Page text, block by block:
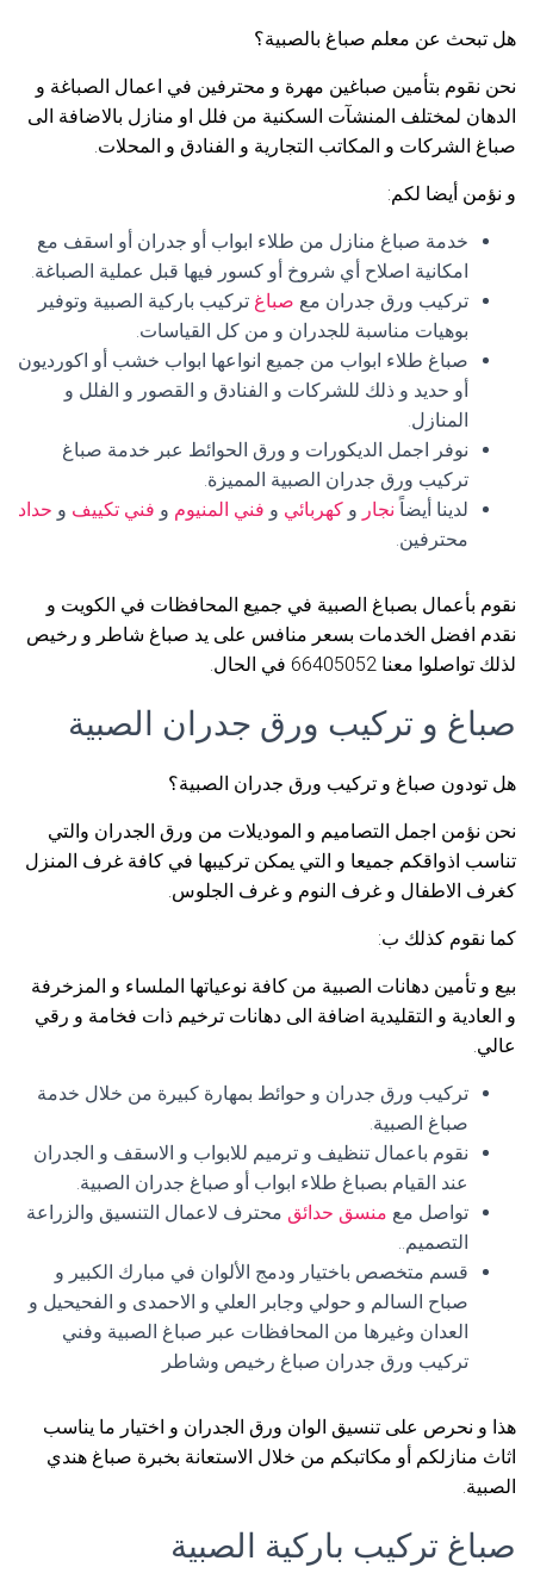
هل تبحث عن معلم صباغ بالصبية؟
نحن نقوم بتأمين صباغين مهرة و محترفين في اعمال الصباغة و
الدهان لمختلف المنشآت السكنية من فلل او منازل بالاضافة الى
صباغ الشركات و المكاتب التجارية و الفنادق و المحلات.
و نؤمن أيضا لكم:
خدمة صباغ منازل من طلاء ابواب أو جدران أو اسقف مع
امكانية اصلاح أي شروخ أو كسور فيها قبل عملية الصباغة.
تركيب ورق جدران مع صباغ تركيب باركية الصبية وتوفير
بوهيات مناسبة للجدران و من كل القياسات.
صباغ طلاء ابواب من جميع انواعها ابواب خشب أو اكورديون
أو حديد و ذلك للشركات و الفنادق و القصور و الفلل و
المنازل.
نوفر اجمل الديكورات و ورق الحوائط عبر خدمة صباغ
تركيب ورق جدران الصبية المميزة.
لدينا أيضاً نجار و كهربائي و فني المنيوم و فني تكييف و حداد
محترفين.
نقوم بأعمال بصباغ الصبية في جميع المحافظات في الكويت و
نقدم افضل الخدمات بسعر منافس على يد صباغ شاطر و رخيص
لذلك تواصلوا معنا 66405052 في الحال.
صباغ و تركيب ورق جدران الصبية
هل تودون صباغ و تركيب ورق جدران الصبية؟
نحن نؤمن اجمل التصاميم و الموديلات من ورق الجدران والتي
تناسب اذواقكم جميعا و التي يمكن تركيبها في كافة غرف المنزل
كغرف الاطفال و غرف النوم و غرف الجلوس.
كما نقوم كذلك ب:
بيع و تأمين دهانات الصبية من كافة نوعياتها الملساء و المزخرفة
و العادية و التقليدية اضافة الى دهانات ترخيم ذات فخامة و رقي
عالي.
تركيب ورق جدران و حوائط بمهارة كبيرة من خلال خدمة
صباغ الصبية.
نقوم باعمال تنظيف و ترميم للابواب و الاسقف و الجدران
عند القيام بصباغ طلاء ابواب أو صباغ جدران الصبية.
تواصل مع منسق حدائق محترف لاعمال التنسيق والزراعة
التصميم..
قسم متخصص باختيار ودمج الألوان في مبارك الكبير و
صباح السالم و حولي وجابر العلي و الاحمدى و الفحيحيل و
العدان وغيرها من المحافظات عبر صباغ الصبية وفني
تركيب ورق جدران صباغ رخيص وشاطر
هذا و نحرص على تنسيق الوان ورق الجدران و اختيار ما يناسب
اثاث منازلكم أو مكاتبكم من خلال الاستعانة بخبرة صباغ هندي
الصبية.
صباغ تركيب باركية الصبية